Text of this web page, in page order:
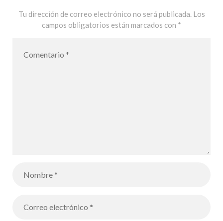
Tu dirección de correo electrónico no será publicada. Los
campos obligatorios están marcados con *